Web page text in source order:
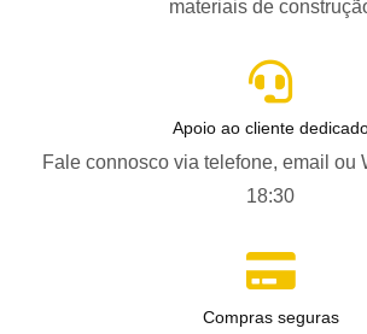
materiais de
Apoio ao cliente
Fale connosco via telefone, email ou
18:30
Compras seguras